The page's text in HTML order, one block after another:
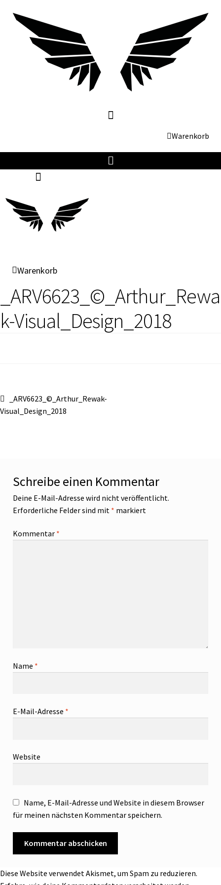
Warenkorb
Warenkorb
_ARV6623_©_Arthur_Rewa
k-Visual_Design_2018
Beitragsnavigation
Vorheriger
Beitrag:
_ARV6623_©_Arthur_Rewak-
Visual_Design_2018
Schreibe einen Kommentar
Deine E-Mail-Adresse wird nicht veröffentlicht.
Erforderliche Felder sind mit * markiert
Kommentar *
Name *
E-Mail-Adresse *
Website
Name, E-Mail-Adresse und Website in diesem Browser
für meinen nächsten Kommentar speichern.
Diese Website verwendet Akismet, um Spam zu reduzieren.